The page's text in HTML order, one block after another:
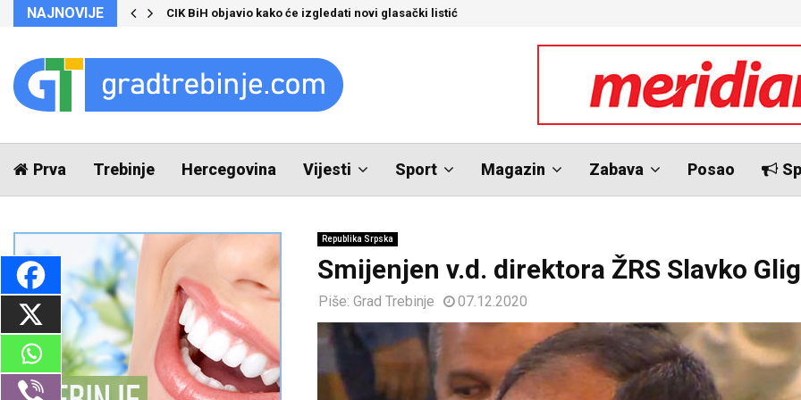
NAJNOVIJE CIK BiH objavio kako će izgledati novi glasački listić
Prva Trebinje Hercegovina Vijesti Sport Magazin Zabava Posao
Republika Srpska
Smijenjen v.d. direktora ŽRS Slavko
Piše: Grad Trebinje 07.12.2020